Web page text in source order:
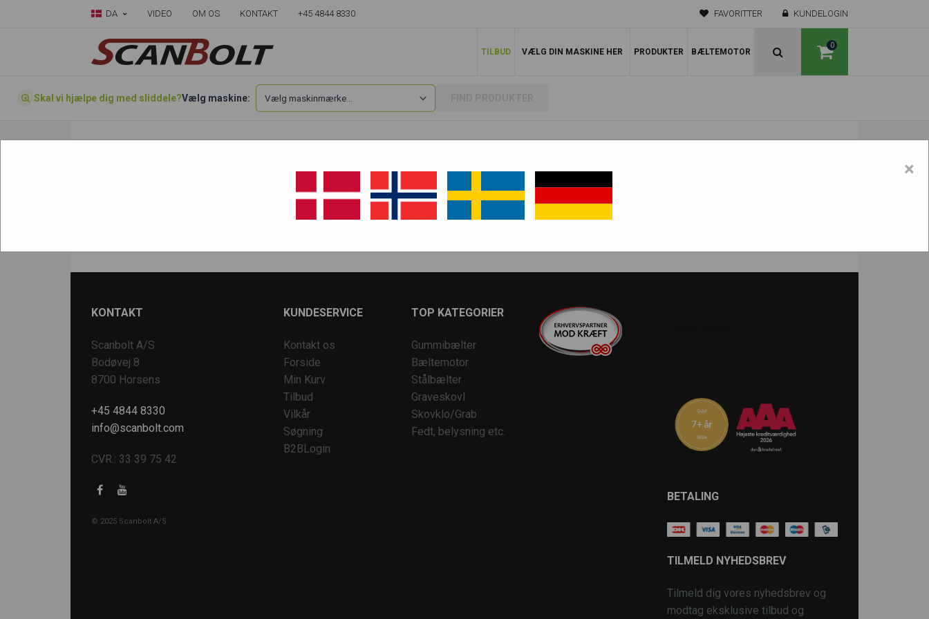
DA VIDEO OM OS KONTAKT +45 4844 8330 FAVORITTER KUNDELOGIN
0
TILBUD VÆLG DIN MASKINE HER PRODUKTER BÆLTEMOTOR
Skal vi hjælpe dig med sliddele?Vælg maskine:
X341C X341D - Gummibælter
KONTAKT
Scanbolt A/S
Bodøvej 8
8700 Horsens
+45 4844 8330
info@scanbolt.com
CVR.: 33 39 75 42
© 2025 Scanbolt A/S
KUNDESERVICE
Kontakt os
Forside
Min Kurv
Tilbud
Vilkår
Søgning
B2BLogin
TOP KATEGORIER
Gummibælter
Bæltemotor
Stålbælter
Graveskovl
Skovklo/Grab
Fedt, belysning etc.
BETALING
TILMELD NYHEDSBREV
Tilmeld dig vores nyhedsbrev og
modtag eksklusive tilbud og
×